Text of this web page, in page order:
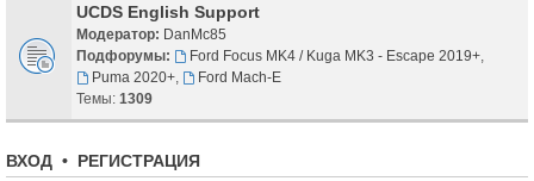
UCDS English Support
Модератор: DanMc85
Подфорумы:
Ford Focus MK4 / Kuga MK3 - Escape 2019+,
Puma 2020+,
Ford Mach-E
Темы: 1309
ВХОД • РЕГИСТРАЦИЯ